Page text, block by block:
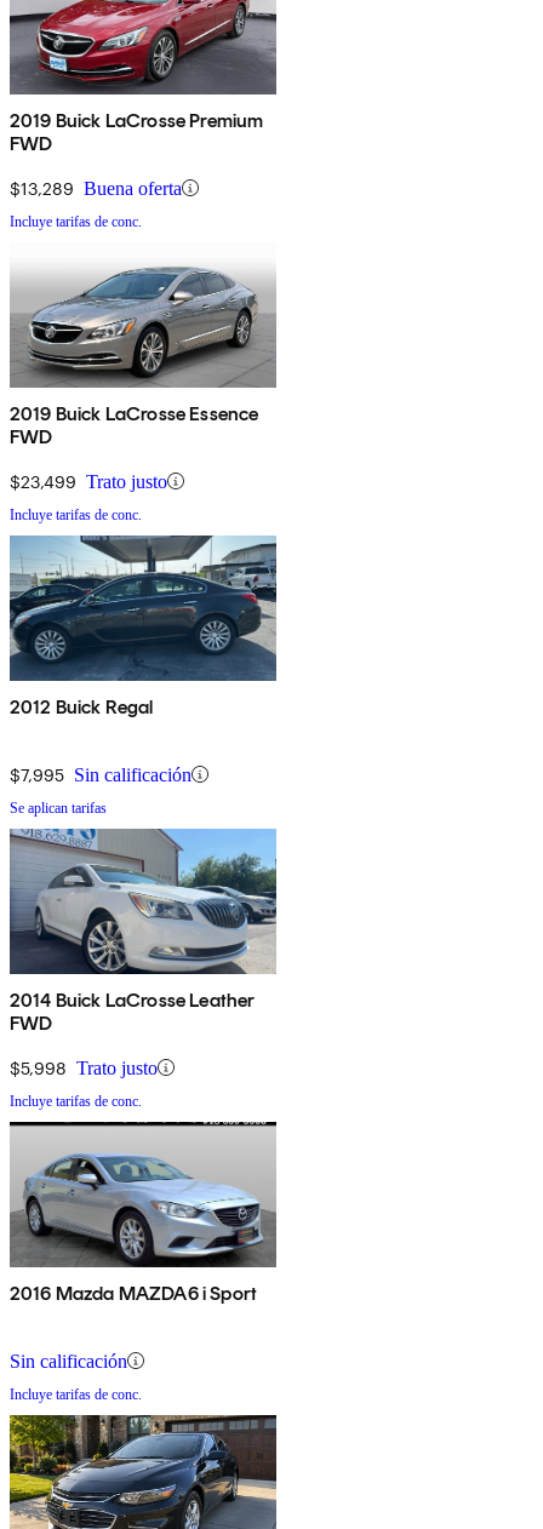
2019 Buick LaCrosse Premium
FWD
$13,289 Buena oferta
Incluye tarifas de conc.
2019 Buick LaCrosse Essence
FWD
$23,499 Trato justo
Incluye tarifas de conc.
2012 Buick Regal
$7,995 Sin calificación
Se aplican tarifas
2014 Buick LaCrosse Leather
FWD
$5,998 Trato justo
Incluye tarifas de conc.
2016 Mazda MAZDA6 i Sport
Sin calificación
Incluye tarifas de conc.